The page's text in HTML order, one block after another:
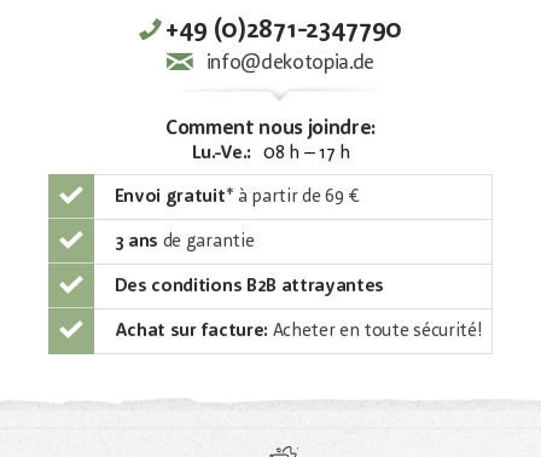
+49 (0)2871-2347790
info@dekotopia.de
Comment nous joindre:
Lu.-Ve.: 08 h – 17 h
Envoi gratuit* à partir de 69 €
3 ans de garantie
Des conditions B2B attrayantes
Achat sur facture: Acheter en toute sécurité!